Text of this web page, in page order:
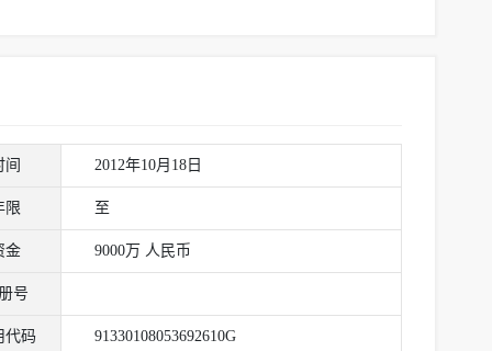
2012年10月18日
限 至
金 9000万 人民币
号
代码 91330108053692610G